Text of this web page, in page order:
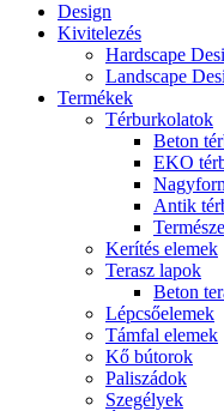
Design
Kivitelezés
Hardscape
Landscape
Termékek
Térburkolatok
Beton
EKO
Antik
Kerítés elemek
Terasz lapok
Beton
Lépcsőelemek
Támfal elemek
Kő bútorok
Paliszádok
Szegélyek